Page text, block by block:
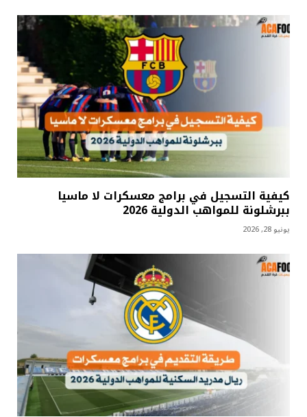
كيفية التسجيل في برامج معسكرات لا ماسيا
ببرشلونة للمواهب الدولية 2026
يونيو 28, 2026